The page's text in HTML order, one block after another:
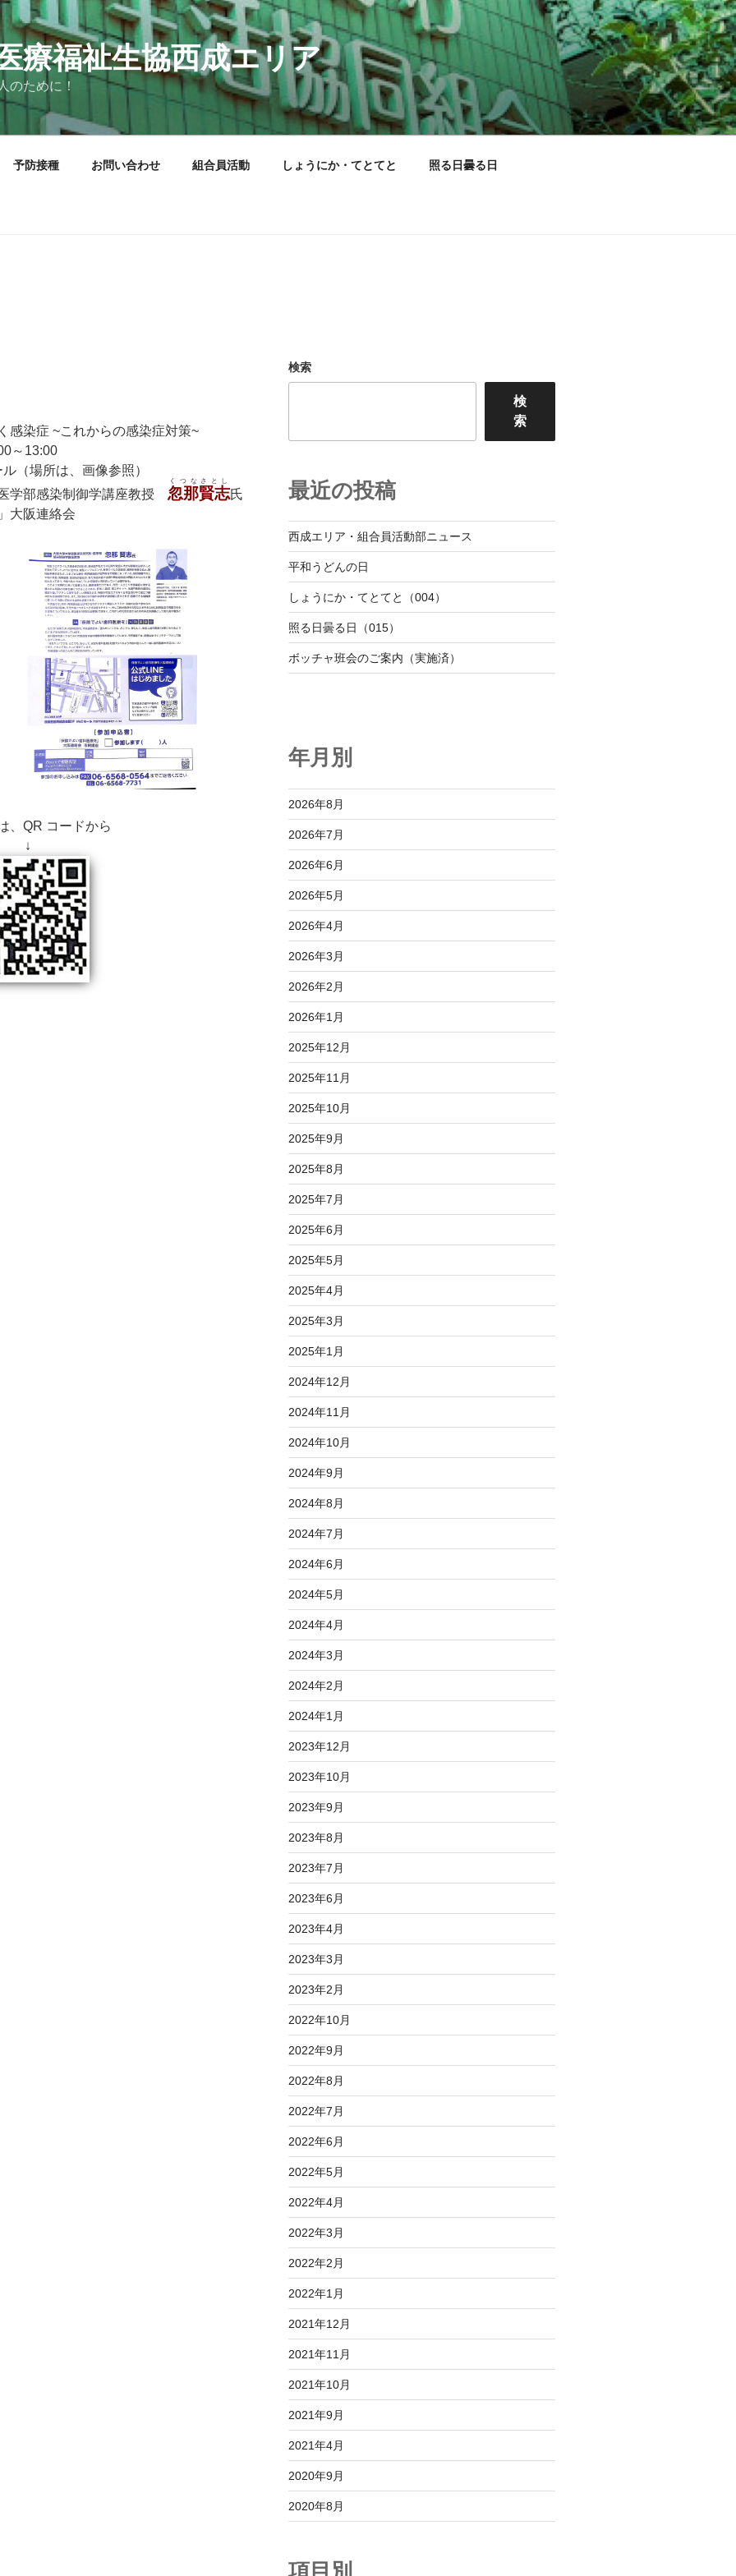
療福祉生協西成エリア
のために！
予防接種 お問い合わせ 組合員活動 しょうにか・てとてと 照る日曇る日
感染症 ~これからの感染症対策~
～13:00
（場所は、画像参照）
学部感染制御学講座教授 忽那賢志
くつなさとし
氏
大阪連絡会
、QR コードから
↓
検索
検
索
最近の投稿
西成エリア・組合員活動部ニュース
平和うどんの日
しょうにか・てとてと（004）
照る日曇る日（015）
ボッチャ班会のご案内（実施済）
年月別
2026年8月
2026年7月
2026年6月
2026年5月
2026年4月
2026年3月
2026年2月
2026年1月
2025年12月
2025年11月
2025年10月
2025年9月
2025年8月
2025年7月
2025年6月
2025年5月
2025年4月
2025年3月
2025年1月
2024年12月
2024年11月
2024年10月
2024年9月
2024年8月
2024年7月
2024年6月
2024年5月
2024年4月
2024年3月
2024年2月
2024年1月
2023年12月
2023年10月
2023年9月
2023年8月
2023年7月
2023年6月
2023年4月
2023年3月
2023年2月
2022年10月
2022年9月
2022年8月
2022年7月
2022年6月
2022年5月
2022年4月
2022年3月
2022年2月
2022年1月
2021年12月
2021年11月
2021年10月
2021年9月
2021年4月
2020年9月
2020年8月
項目別